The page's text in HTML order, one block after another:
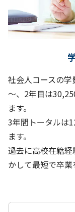
社会人コースの
～、2年目は
ます。
3年間トータルは
ます。
過去に高校在籍
かして最短で卒業